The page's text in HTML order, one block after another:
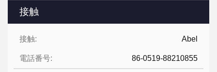
接触
接触: Abel
電話番号: 86-0519-88210855